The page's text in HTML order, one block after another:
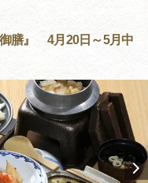
膳』 4月20日～5月中